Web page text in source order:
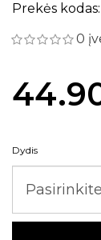
Prekės
0
Dydis